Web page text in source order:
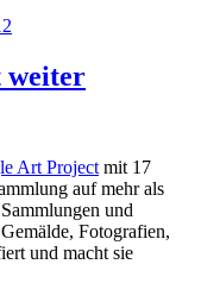
weiter
Art Project mit 17
auf mehr als
und
Fotografien,
und macht sie